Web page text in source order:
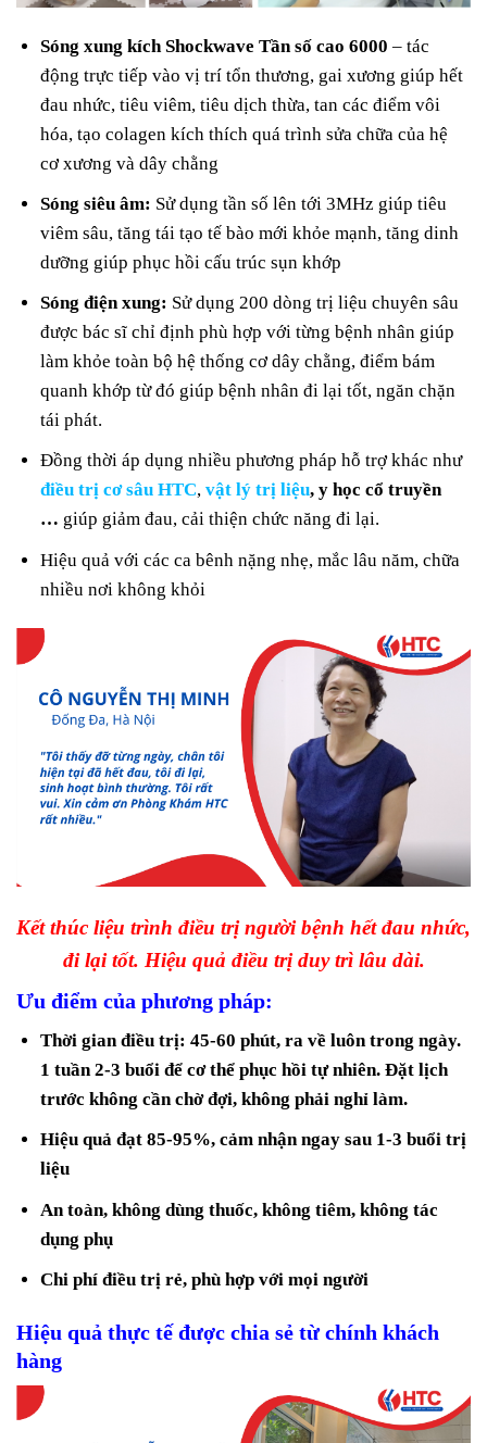
Sóng xung kích Shockwave Tần số cao 6000 – tác
động trực tiếp vào vị trí tổn thương, gai xương giúp hết
đau nhức, tiêu viêm, tiêu dịch thừa, tan các điểm vôi
hóa, tạo colagen kích thích quá trình sửa chữa của hệ
cơ xương và dây chằng
Sóng siêu âm: Sử dụng tần số lên tới 3MHz giúp tiêu
viêm sâu, tăng tái tạo tế bào mới khỏe mạnh, tăng dinh
dưỡng giúp phục hồi cấu trúc sụn khớp
Sóng điện xung: Sử dụng 200 dòng trị liệu chuyên sâu
được bác sĩ chỉ định phù hợp với từng bệnh nhân giúp
làm khỏe toàn bộ hệ thống cơ dây chằng, điểm bám
quanh khớp từ đó giúp bệnh nhân đi lại tốt, ngăn chặn
tái phát.
Đồng thời áp dụng nhiều phương pháp hỗ trợ khác như
điều trị cơ sâu HTC,vật lý trị liệu, y học cổ truyền
… giúp giảm đau, cải thiện chức năng đi lại.
Hiệu quả với các ca bênh nặng nhẹ, mắc lâu năm, chữa
nhiều nơi không khỏi
Kết thúc liệu trình điều trị người bệnh hết đau nhức,
đi lại tốt. Hiệu quả điều trị duy trì lâu dài.
Ưu điểm của phương pháp:
Thời gian điều trị: 45-60 phút, ra về luôn trong ngày.
1 tuần 2-3 buổi để cơ thể phục hồi tự nhiên. Đặt lịch
trước không cần chờ đợi, không phải nghỉ làm.
Hiệu quả đạt 85-95%, cảm nhận ngay sau 1-3 buổi trị
liệu
An toàn, không dùng thuốc, không tiêm, không tác
dụng phụ
Chi phí điều trị rẻ, phù hợp với mọi người
Hiệu quả thực tế được chia sẻ từ chính khách
hàng